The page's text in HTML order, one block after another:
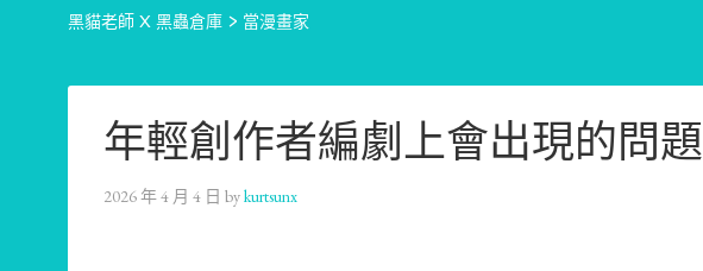
黑貓老師 X 黑蟲倉庫 > 當漫畫家
年輕創作者編劇上會出現的問題
2026 年 4 月 4 日 bykurtsunx